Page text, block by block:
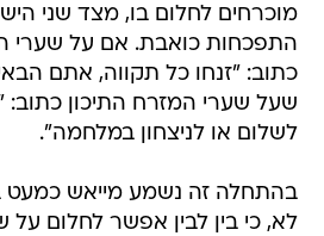
מוכרחים לחלום בו, מצד שני
התפכחות כואבת. אם על שערי
כתוב: "זנחו כל תקווה, אתם
שעל שערי המזרח התיכון כתוב:
לשלום או לניצחון במלחמה".
בהתחלה זה נשמע מייאש כמעט
לא, כי בין לבין אפשר לחלום על